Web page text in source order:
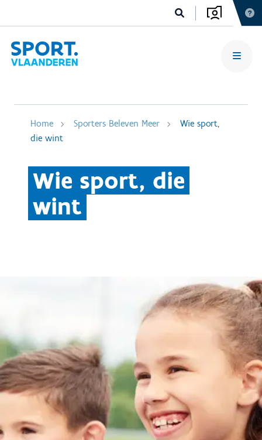
Home Sporters Beleven Meer
Wie sport,
die wint
Wie sport, die
wint